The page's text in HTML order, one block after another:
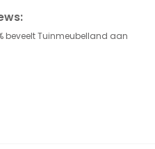
beveelt Tuinmeubelland aan